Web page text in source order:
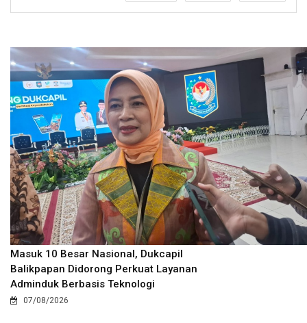
Masuk 10 Besar Nasional, Dukcapil
Balikpapan Didorong Perkuat Layanan
Adminduk Berbasis Teknologi
07/08/2026